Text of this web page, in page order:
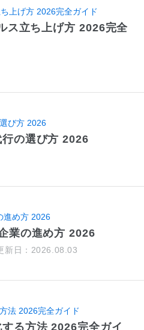
ス立ち上げ方 2026完全
の選び方 2026
業の進め方 2026
新日：2026.08.03
る方法 2026完全ガイ